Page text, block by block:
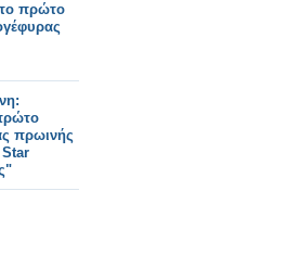
πρώτο
πρωινής